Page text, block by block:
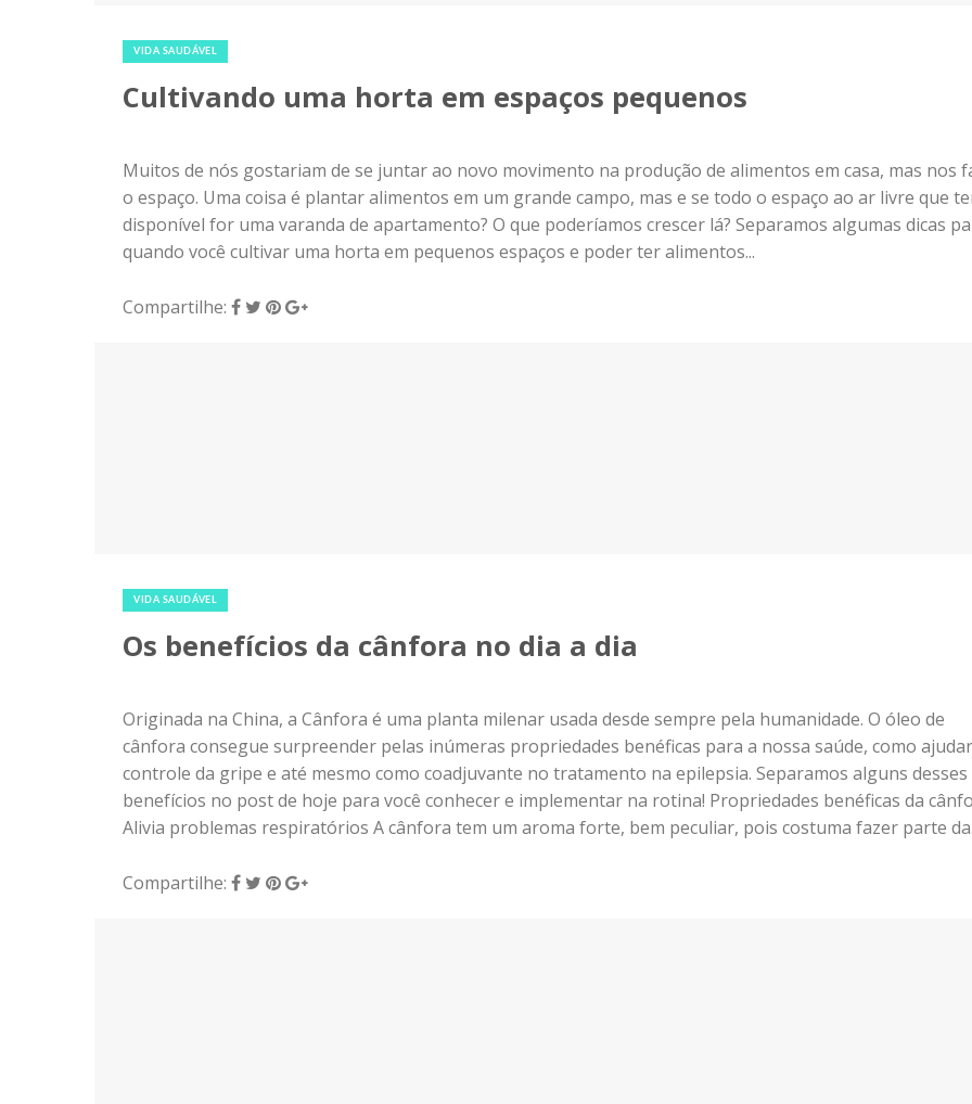
VIDA SAUDÁVEL
Cultivando uma horta em espaços pequenos
Muitos de nós gostariam de se juntar ao novo movimento na produção de alimentos em casa, mas nos
o espaço. Uma coisa é plantar alimentos em um grande campo, mas e se todo o espaço ao ar livre que
disponível for uma varanda de apartamento? O que poderíamos crescer lá? Separamos algumas dicas
quando você cultivar uma horta em pequenos espaços e poder ter alimentos...
Compartilhe:
VIDA SAUDÁVEL
Os benefícios da cânfora no dia a dia
Originada na China, a Cânfora é uma planta milenar usada desde sempre pela humanidade. O óleo de
cânfora consegue surpreender pelas inúmeras propriedades benéficas para a nossa saúde, como
controle da gripe e até mesmo como coadjuvante no tratamento na epilepsia. Separamos alguns desses
benefícios no post de hoje para você conhecer e implementar na rotina! Propriedades benéficas da
Alivia problemas respiratórios A cânfora tem um aroma forte, bem peculiar, pois costuma fazer parte
Compartilhe: